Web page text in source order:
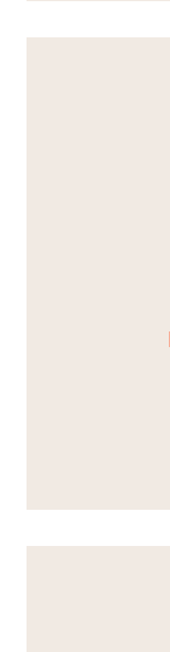
Voir
Voir